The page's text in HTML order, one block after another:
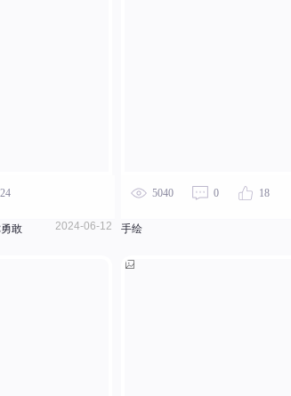
24
敢 2024-06-12
5040 0 18
手绘